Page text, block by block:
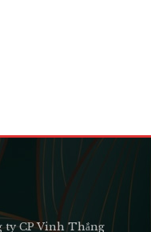
ty CP Vinh Thắng